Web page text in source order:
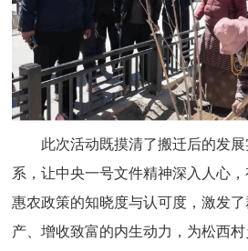
此次活动既摸清了搬迁后的发
系，让中央一号文件精神深入人心
惠农政策的知晓度与认可度，激发
产、增收致富的内生动力，为松西